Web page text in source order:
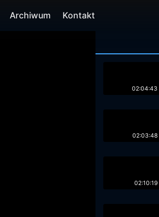
Archiwum Kontakt
02:04:43
02:03:48
02:10:19